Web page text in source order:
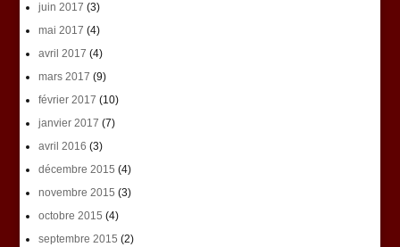
juin 2017 (3)
mai 2017 (4)
avril 2017 (4)
mars 2017 (9)
février 2017 (10)
janvier 2017 (7)
avril 2016 (3)
décembre 2015 (4)
novembre 2015 (3)
octobre 2015 (4)
septembre 2015 (2)